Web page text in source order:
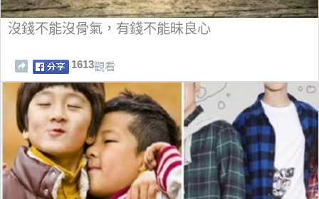
沒錢不能沒骨氣，有錢不能昧良心
1613觀看